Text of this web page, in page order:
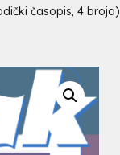
časopis, 4 broja)